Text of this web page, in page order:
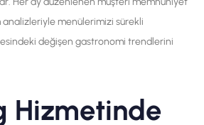
menülerimizi sürekli
değişen gastronomi trendlerini
Hizmetinde